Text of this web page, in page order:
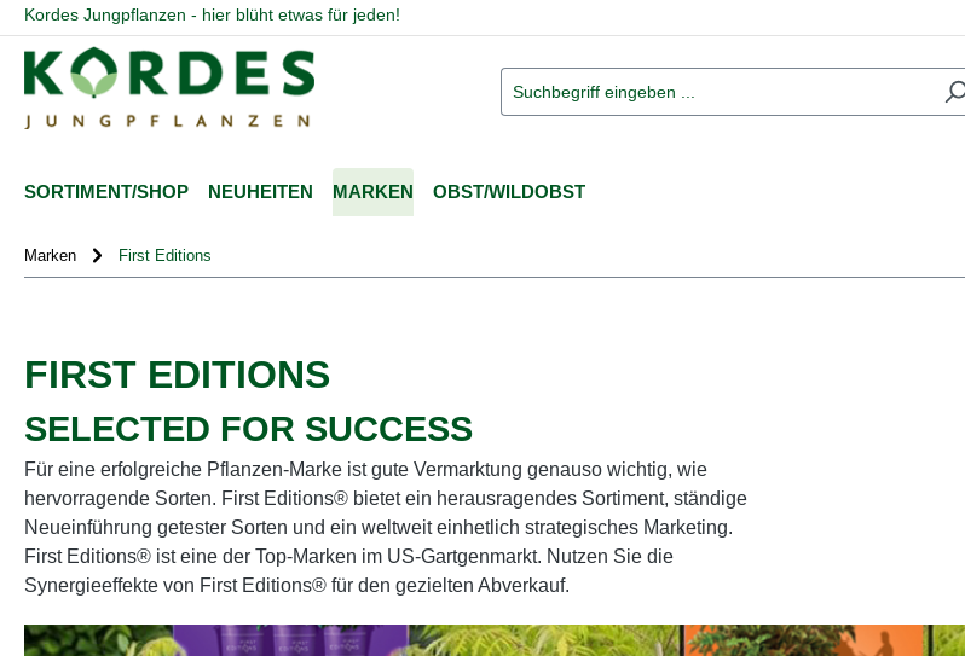
Zur Hauptnavigation springen
Kordes Jungpflanzen - hier blüht etwas für jeden!
SORTIMENT/SHOP NEUHEITEN MARKEN OBST/WILDOBST
Marken First Editions
FIRST EDITIONS
SELECTED FOR SUCCESS
Für eine erfolgreiche Pflanzen-Marke ist gute Vermarktung genauso wichtig, wie
hervorragende Sorten. First Editions® bietet ein herausragendes Sortiment, ständige
Neueinführung getester Sorten und ein weltweit einhetlich strategisches Marketing.
First Editions® ist eine der Top-Marken im US-Gartgenmarkt. Nutzen Sie die
Synergieeffekte von First Editions® für den gezielten Abverkauf.